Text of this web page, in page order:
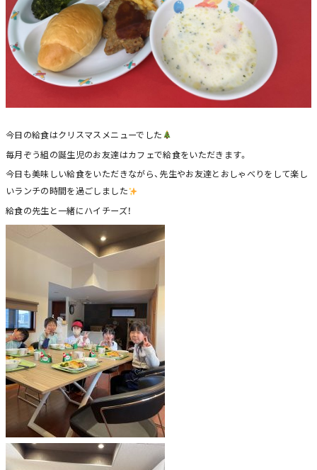
今日の給食はクリスマスメニューでした
毎月ぞう組の誕生児のお友達はカフェで給食をいただきます。
今日も美味しい給食をいただきながら、先生やお友達とおしゃべりをして楽し
いランチの時間を過ごしました
給食の先生と一緒にハイチーズ！